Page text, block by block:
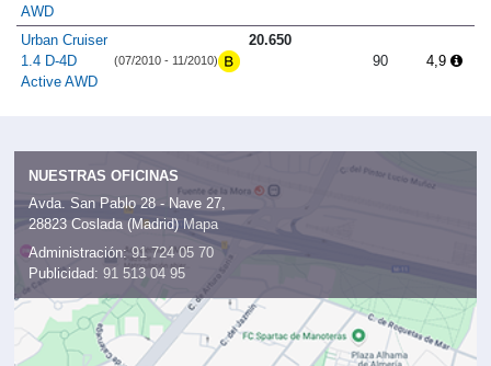
AWD
Urban Cruiser
1.4 D-4D
Active AWD
(07/2010 - 11/2010)
20.650
90
4,9
NUESTRAS OFICINAS
Avda. San Pablo 28 - Nave 27,
28823 Coslada (Madrid) Mapa
Administración: 91 724 05 70
Publicidad: 91 513 04 95